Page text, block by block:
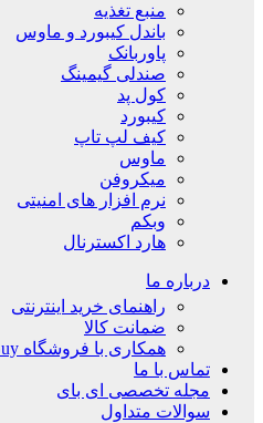
منبع تغذیه
باندل کیبورد و ماوس
پاوربانک
صندلی گیمینگ
کول پد
کیبورد
کیف لپ تاپ
ماوس
میکروفن
نرم افزار های امنیتی
وبکم
هارد اکسترنال
درباره ما
راهنمای خرید اینترنتی
ضمانت کالا
همکاری با فروشگاه eBuy
تماس با ما
مجله تخصصی ای‌ بای
سوالات متداول